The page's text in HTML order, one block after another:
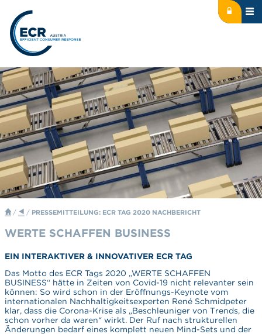
Logo: ECR Austria Icon:
/ / PRESSEMITTEILUNG: ECR TAG 2020 NACHBERICHT
WERTE SCHAFFEN BUSINESS
EIN INTERAKTIVER & INNOVATIVER ECR TAG
Das Motto des ECR Tags 2020 „WERTE SCHAFFEN
BUSINESS“ hätte in Zeiten von Covid-19 nicht relevanter sein
können: So wird schon in der Eröffnungs-Keynote vom
internationalen Nachhaltigkeitsexperten René Schmidpeter
klar, dass die Corona-Krise als „Beschleuniger von Trends, die
schon vorher da waren“ wirkt. Der Ruf nach strukturellen
Änderungen bedarf eines komplett neuen Mind-Sets und der